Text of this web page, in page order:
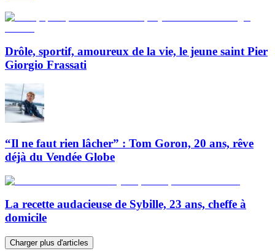
Drôle, sportif, amoureux de la vie, le jeune saint Pier
Giorgio Frassati
“Il ne faut rien lâcher” : Tom Goron, 20 ans, rêve
déjà du Vendée Globe
La recette audacieuse de Sybille, 23 ans, cheffe à
domicile
Charger plus d'articles